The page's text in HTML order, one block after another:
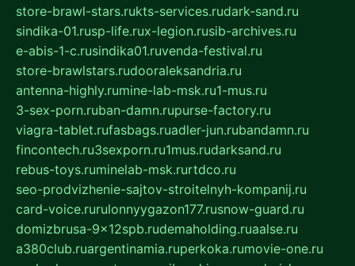
store-brawl-stars.rukts-services.rudark-sand.ru
sindika-01.rusp-life.rux-legion.rusib-archives.ru
e-abis-1-c.rusindika01.ruvenda-festival.ru
store-brawlstars.rudooraleksandria.ru
antenna-highly.rumine-lab-msk.ru1-mus.ru
3-sex-porn.ruban-damn.rupurse-factory.ru
viagra-tablet.rufasbags.ruadler-jun.rubandamn.ru
fincontech.ru3sexporn.ru1mus.rudarksand.ru
rebus-toys.ruminelab-msk.rurtdco.ru
seo-prodvizhenie-sajtov-stroitelnyh-kompanij.ru
card-voice.rurulonnyygazon177.rusnow-guard.ru
domizbrusa-9x12spb.rudemaholding.ruaalse.ru
a380club.ruargentinamia.ruperkoka.rumovie-one.ru